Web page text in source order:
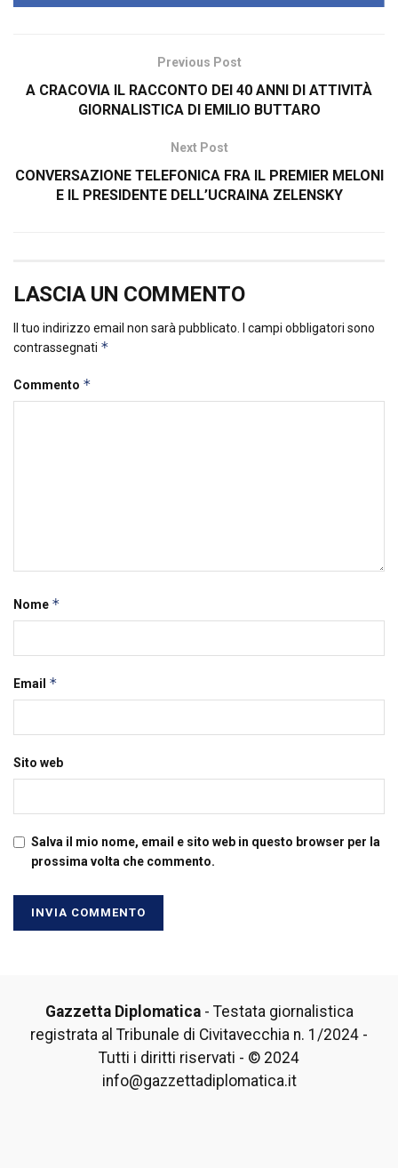
Previous Post
A CRACOVIA IL RACCONTO DEI 40 ANNI DI ATTIVITÀ
GIORNALISTICA DI EMILIO BUTTARO
Next Post
CONVERSAZIONE TELEFONICA FRA IL PREMIER MELONI
E IL PRESIDENTE DELL’UCRAINA ZELENSKY
LASCIA UN COMMENTO
Il tuo indirizzo email non sarà pubblicato.
I campi obbligatori sono
contrassegnati *
Commento *
Nome *
Email *
Sito web
Salva il mio nome, email e sito web in questo browser per la
prossima volta che commento.
Gazzetta Diplomatica- Testata giornalistica
registrata al Tribunale di Civitavecchia n. 1/2024 -
Tutti i diritti riservati - © 2024
info@gazzettadiplomatica.it